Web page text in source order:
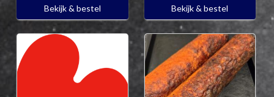
Bekijk & bestel Bekijk & bestel